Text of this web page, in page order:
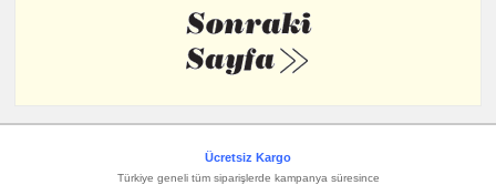
Ücretsiz Kargo
Türkiye geneli tüm siparişlerde kampanya süresince